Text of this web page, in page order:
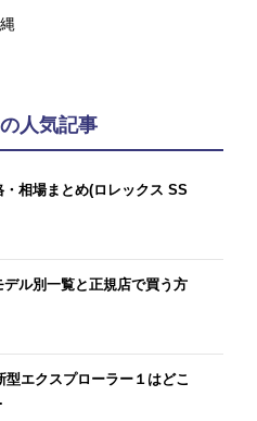
人気記事
相場まとめ(ロレックス SS
ル別一覧と正規店で買う方
型エクスプローラー１はどこ